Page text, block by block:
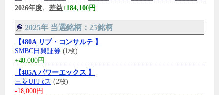
2026年度、差益+184,100円
2025年 当選銘柄：25銘柄
【480A リブ・コンサルテ 】
SMBC日興証券 (1枚)
+40,000円
【485A パワーエックス 】
三菱UFJ eス (2枚)
-18,000円